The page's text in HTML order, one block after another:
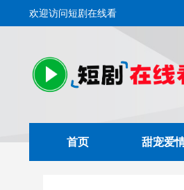
欢迎访问短剧在线看
首页 甜宠爱